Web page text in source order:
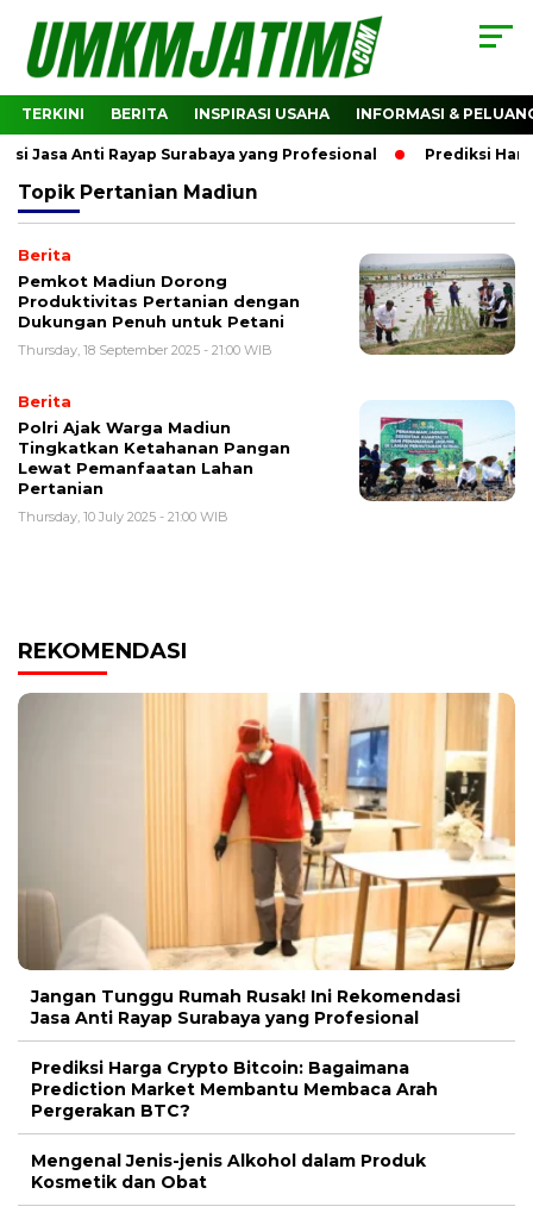
TERKINI BERITA INSPIRASI USAHA INFORMASI &
Jasa Anti Rayap Surabaya yang Profesional Prediksi
Topik Pertanian Madiun
Berita
Pemkot Madiun Dorong
Produktivitas Pertanian dengan
Dukungan Penuh untuk Petani
Thursday, 18 September 2025 - 21:00 WIB
Berita
Polri Ajak Warga Madiun
Tingkatkan Ketahanan Pangan
Lewat Pemanfaatan Lahan
Pertanian
Thursday, 10 July 2025 - 21:00 WIB
REKOMENDASI
Jangan Tunggu Rumah Rusak! Ini Rekomendasi
Jasa Anti Rayap Surabaya yang Profesional
Prediksi Harga Crypto Bitcoin: Bagaimana
Prediction Market Membantu Membaca Arah
Pergerakan BTC?
Mengenal Jenis-jenis Alkohol dalam Produk
Kosmetik dan Obat